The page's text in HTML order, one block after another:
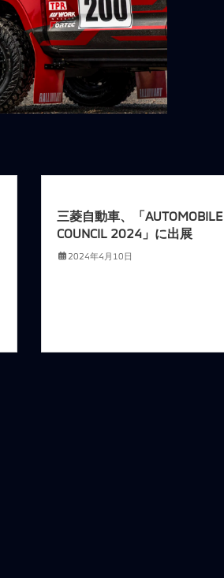
三菱自動車、「AUTOMOBILE
COUNCIL 2024」に出展
2024年4月10日